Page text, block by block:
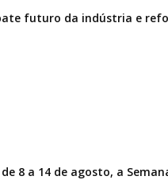
futuro da indústria e
8 a 14 de agosto, a